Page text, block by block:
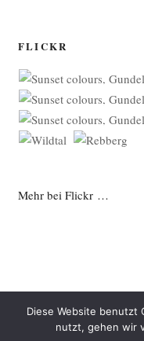
FLICKR
Mehr bei Flickr …
Datenschutzerklärung
Diese Website benutzt
nutzt, gehen wir